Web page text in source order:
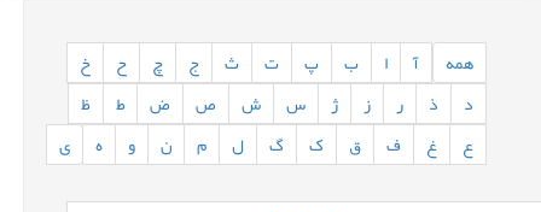
همه ب پ ت ث ج چ ح
خ
د
ذ ر ز ژ س ش ص ض ط
ظ
ع
غ ف ق ک گ ل م ن و ه ی